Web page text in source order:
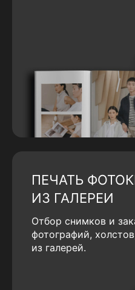
ПЕЧАТЬ
ИЗ ГАЛЕРЕИ
Отбор снимков и
фотографий,
из галерей.